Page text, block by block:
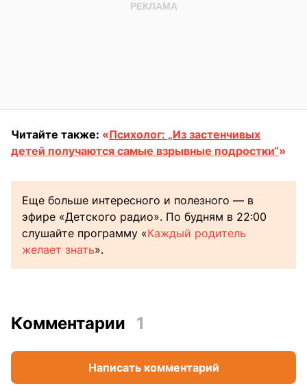
Читайте также: «Психолог: „Из застенчивых
детей получаются самые взрывные подростки“»
Еще больше интересного и полезного — в
эфире «Детского радио». По будням в 22:00
слушайте программу «Каждый родитель
желает знать».
Комментарии 1
Написать комментарий